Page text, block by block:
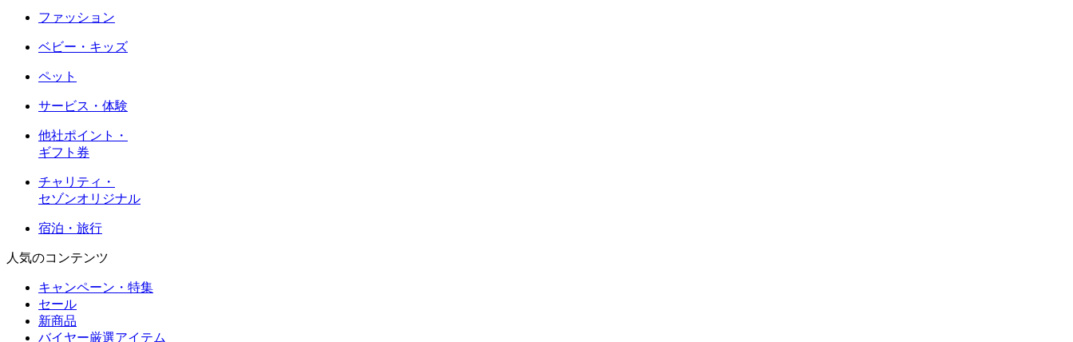
ファッション
ベビー・キッズ
ペット
サービス・体験
他社ポイント・
ギフト券
チャリティ・
セゾンオリジナル
宿泊・旅行
人気のコンテンツ
キャンペーン・特集
セール
新商品
バイヤー厳選アイテム